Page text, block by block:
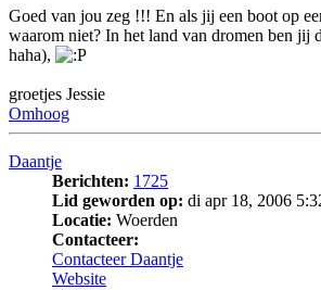
Goed van jou zeg !!! En als jij een boot op
waarom niet? In het land van dromen ben jij
haha),
groetjes Jessie
Omhoog
Daantje
Berichten: 1725
Lid geworden op: di apr 18, 2006
Locatie: Woerden
Contacteer:
Contacteer Daantje
Website